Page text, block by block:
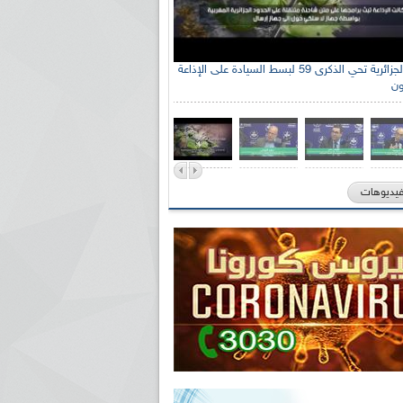
الإذاعة الجزائرية تحي الذكرى 59 لبسط السيادة على الإذاعة